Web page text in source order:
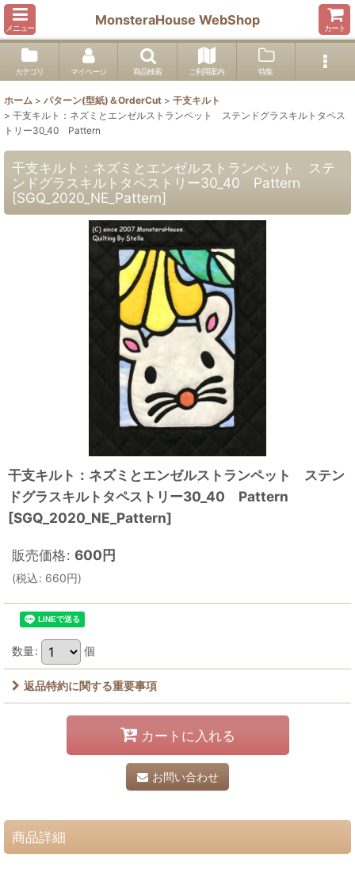
メニュー
MonsteraHouse WebShop
カート
カテゴリ マイページ 商品検索 ご利用案内 特集
ホーム > パターン(型紙)＆OrderCut > 干支キルト
> 干支キルト：ネズミとエンゼルストランペット ステンドグラスキルトタペス
トリー30_40 Pattern
干支キルト：ネズミとエンゼルストランペット ステ
ンドグラスキルトタペストリー30_40 Pattern
[SGQ_2020_NE_Pattern]
干支キルト：ネズミとエンゼルストランペット ステン
ドグラスキルトタペストリー30_40 Pattern
[SGQ_2020_NE_Pattern]
販売価格: 600円
(税込: 660円)
数量: 個
返品特約に関する重要事項
カートに入れる
お問い合わせ
商品詳細